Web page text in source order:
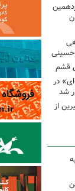
حسینی
قشم
در
شد
از